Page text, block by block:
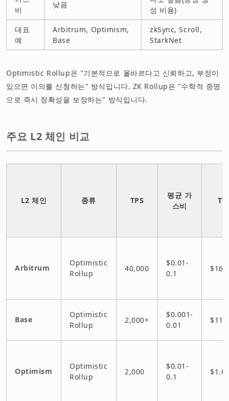
비
낮음
성 비용)
대표
예
Arbitrum, Optimism,
Base
zkSync, Scroll,
StarkNet
Optimistic Rollup은 "기본적으로 올바르다고 신뢰하고, 부정이
있으면 이의를 신청하는" 방식입니다. ZK Rollup은 "수학적 증명
으로 즉시 정확성을 보장하는" 방식입니다.
주요 L2 체인 비교
L2 체인 종류 TPS
평균 가
스비
Arbitrum
Optimistic
Rollup
40,000
$0.01-
0.1
Base
Optimistic
Rollup
2,000+
$0.001-
0.01
Optimism
Optimistic
Rollup
2,000
$0.01-
0.1